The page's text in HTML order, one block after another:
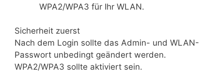
WPA2/WPA3 für Ihr WLAN.
Sicherheit zuerst
Nach dem Login sollte das Admin- und WLAN-
Passwort unbedingt geändert werden.
WPA2/WPA3 sollte aktiviert sein.